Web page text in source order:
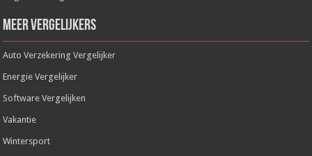
Meer Vergelijkers
Auto Verzekering Vergelijker
Energie Vergelijker
Software Vergelijken
Vakantie
Wintersport